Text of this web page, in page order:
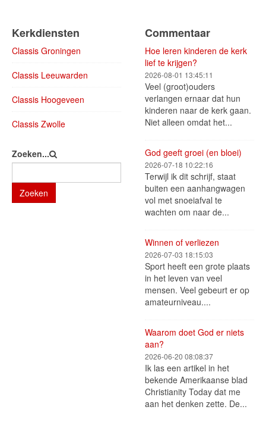
Kerkdiensten
Classis Groningen
Classis Leeuwarden
Classis Hoogeveen
Classis Zwolle
Zoeken...
Zoeken
Commentaar
Hoe leren kinderen de kerk
lief te krijgen?
2026-08-01 13:45:11
Veel (groot)ouders
verlangen ernaar dat hun
kinderen naar de kerk gaan.
Niet alleen omdat het...
God geeft groei (en bloei)
2026-07-18 10:22:16
Terwijl ik dit schrijf, staat
buiten een aanhangwagen
vol met snoeiafval te
wachten om naar de...
Winnen of verliezen
2026-07-03 18:15:03
Sport heeft een grote plaats
in het leven van veel
mensen. Veel gebeurt er op
amateurniveau....
Waarom doet God er niets
aan?
2026-06-20 08:08:37
Ik las een artikel in het
bekende Amerikaanse blad
Christianity Today dat me
aan het denken zette. De...